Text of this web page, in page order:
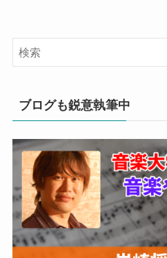
ブログも鋭意執筆中